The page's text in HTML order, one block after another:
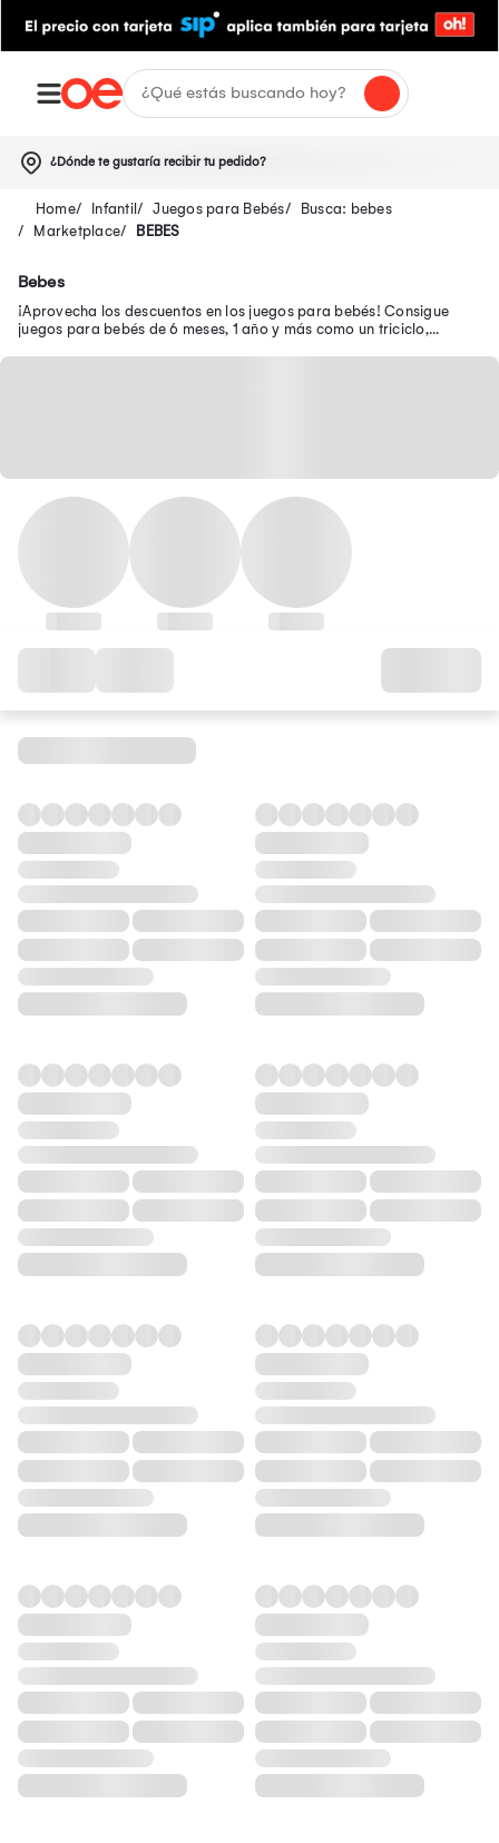
¿Dónde te gustaría recibir tu pedido?
Infantil Juegos para Bebés
Busca: bebes
Marketplace
BEBES
Bebes
¡Aprovecha los descuentos en los juegos para bebés! Consigue
juegos para bebés de 6 meses, 1 año y más como un triciclo,